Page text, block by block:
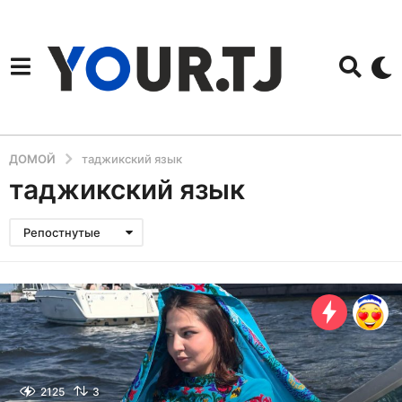
ДОМОЙ таджикский язык
таджикский язык
Репостнутые
2125 3